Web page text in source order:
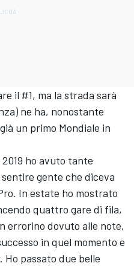
il #1, ma la strada sarà
ne ha, nonostante
un primo Mondiale in
ho avuto tante
gente che diceva
In estate ho mostrato
quattro gare di fila,
errorino dovuto alle note,
in quel momento e
Ho passato due belle